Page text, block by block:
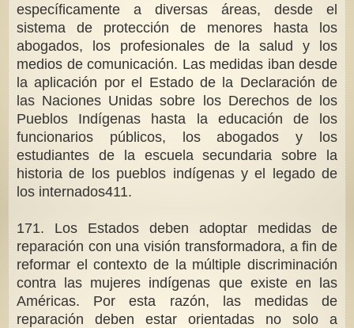
específicamente a diversas áreas, desde el
sistema de protección de menores hasta los
abogados, los profesionales de la salud y los
medios de comunicación. Las medidas iban desde
la aplicación por el Estado de la Declaración de
las Naciones Unidas sobre los Derechos de los
Pueblos Indígenas hasta la educación de los
funcionarios públicos, los abogados y los
estudiantes de la escuela secundaria sobre la
historia de los pueblos indígenas y el legado de
los internados411.
171. Los Estados deben adoptar medidas de
reparación con una visión transformadora, a fin de
reformar el contexto de la múltiple discriminación
contra las mujeres indígenas que existe en las
Américas. Por esta razón, las medidas de
reparación deben estar orientadas no solo a